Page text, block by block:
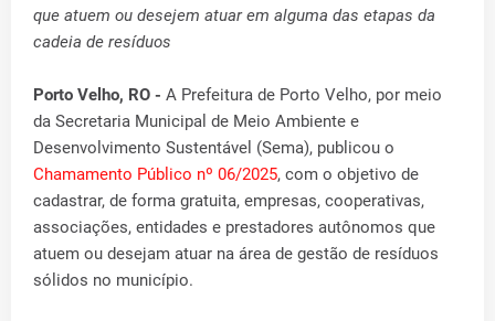
que atuem ou desejem atuar em alguma das etapas da
cadeia de resíduos
Porto Velho, RO - A Prefeitura de Porto Velho, por meio
da Secretaria Municipal de Meio Ambiente e
Desenvolvimento Sustentável (Sema), publicou o
Chamamento Público nº 06/2025, com o objetivo de
cadastrar, de forma gratuita, empresas, cooperativas,
associações, entidades e prestadores autônomos que
atuem ou desejam atuar na área de gestão de resíduos
sólidos no município.